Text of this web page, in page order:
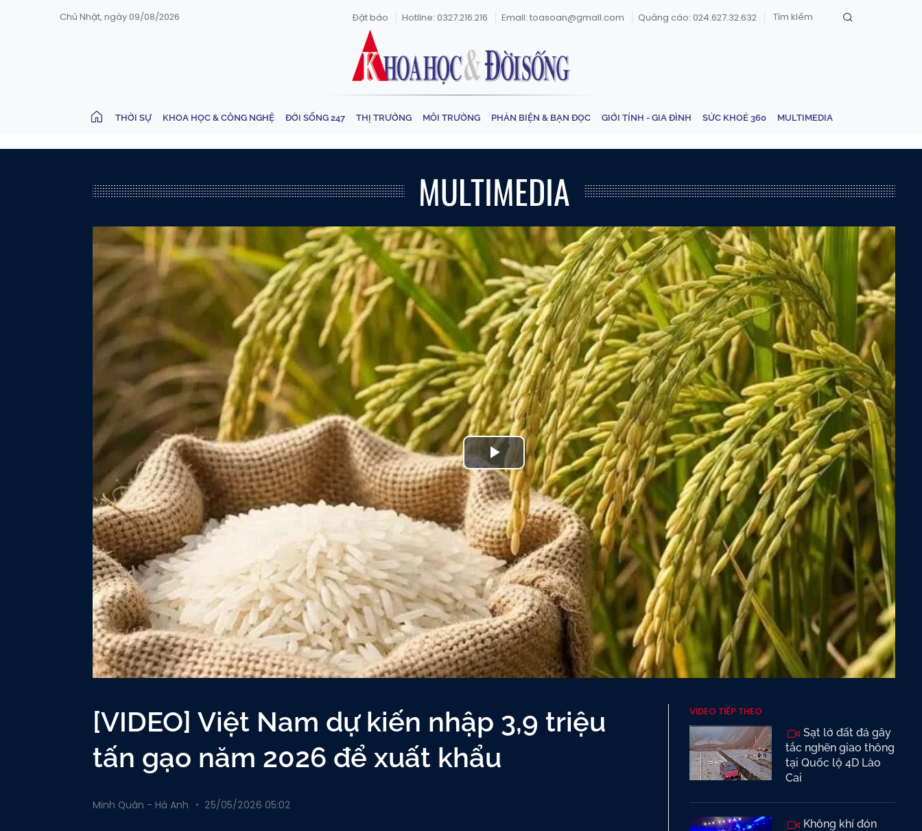
Chủ Nhật, ngày 09/08/2026 Đặt báo Hotline: 0327.216.216 Email: toasoan@gmail.com Quảng cáo: 024.627.32.632
THỜI SỰ KHOA HỌC & CÔNG NGHỆ ĐỜI SỐNG 247 THỊ TRƯỜNG MÔI TRƯỜNG PHẢN BIỆN & BẠN ĐỌC GIỚI TÍNH - GIA ĐÌNH SỨC KHOẺ 360 MULTIMEDIA
MULTIMEDIA
Play
Video
[VIDEO] Việt Nam dự kiến nhập 3,9 triệu
tấn gạo năm 2026 để xuất khẩu
Minh Quân - Hà Anh 25/05/2026 05:02
VIDEO TIẾP THEO
Sạt lở đất đá gây
tắc nghẽn giao thông
tại Quốc lộ 4D Lào
Cai
Không khí đón